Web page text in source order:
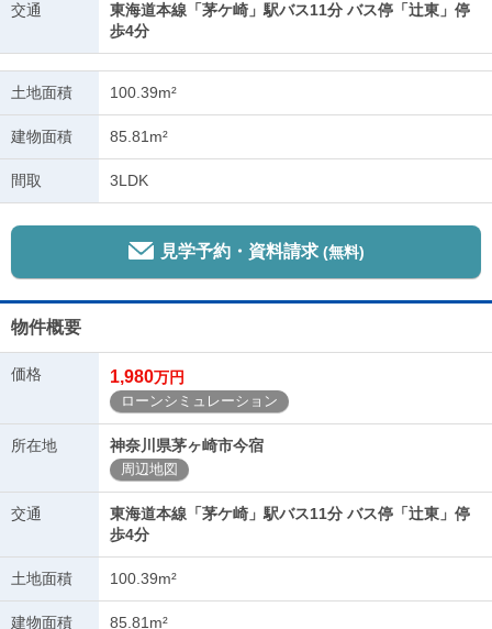
交通
東海道本線「茅ケ崎」駅バス11分 バス停「辻東」停
歩4分
土地面積 100.39m²
建物面積 85.81m²
間取 3LDK
見学予約・資料請求 (無料)
物件概要
価格 1,980万円
ローンシミュレーション
所在地 神奈川県茅ヶ崎市今宿
周辺地図
交通
東海道本線「茅ケ崎」駅バス11分 バス停「辻東」停
歩4分
土地面積 100.39m²
建物面積 85.81m²